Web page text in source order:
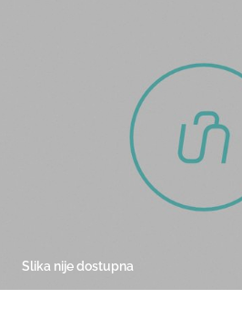
Slika nije dostupna